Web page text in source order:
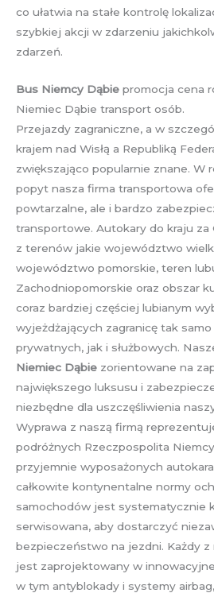
co ułatwia na stałe kontrolę
szybkiej akcji w zdarzeniu
zdarzeń.
Bus Niemcy Dąbie promocja cena
Niemiec Dąbie transport osób.
Przejazdy zagraniczne, a w
krajem nad Wisłą a Republiką
zwiększająco popularnie znane. W
popyt nasza firma transportowa
powtarzalne, ale i bardzo
transportowe. Autokary do kraju za
z terenów jakie województwo
województwo pomorskie, teren
Zachodniopomorskie oraz obszar
coraz bardziej częściej lubianym
wyjeżdżających zagranicę tak
prywatnych, jak i służbowych.
Niemiec Dąbie zorientowane na
największego luksusu i
niezbędne dla uszczęśliwienia
Wyprawa z naszą firmą
podróżnych Rzeczpospolita
przyjemnie wyposażonych
całkowite kontynentalne normy
samochodów jest systematycznie
serwisowana, aby dostarczyć
bezpieczeństwo na jezdni. Każdy
jest zaprojektowany w
w tym antyblokady i systemy